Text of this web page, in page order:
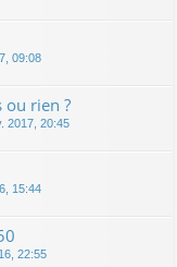
09:08
ou rien ?
2017, 20:45
15:44
22:55